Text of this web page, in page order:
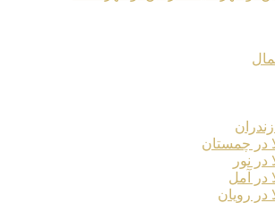
در چمستان
در نور
در آمل
در رویان